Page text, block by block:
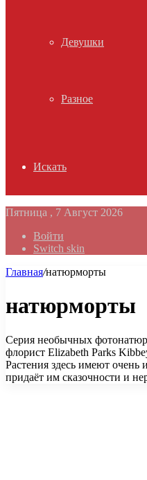
Девушки
Разное
Искать
Пятница , 7 Август 2026
Войти
Switch skin
Главная/натюрморты
натюрморты
Серия необычных
флорист Elizabeth Parks
Растения здесь имеют очень
придаёт им сказочности и